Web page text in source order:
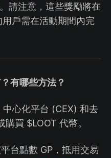
請注意，這些獎勵將在
戶需在活動期間內完
有哪些方法？
心化平台 (CEX) 和去
買 $LOOT 代幣。
台點數 GP，抵用交易